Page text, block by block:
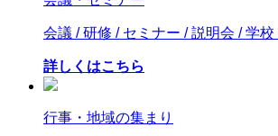
会議 / 研修 / セミナー / 説明会 / 学
詳しくはこちら
行事・地域の集まり